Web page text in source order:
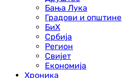
Бања Лука
Градови и општине
БиХ
Србија
Регион
Свијет
Економија
Хроника